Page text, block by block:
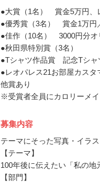
●大賞（1名） 賞金5万円、
●優秀賞（3名） 賞金1万円
●佳作（10名） 3000円分オ
●秋田県特別賞（3名）
●Tシャツ作品賞 記念Tシャ
●レオパレス21お部屋カスタ
他賞あり
※受賞者全員にカロリーメ
募集内容
テーマにそった写真・イラ
【テーマ】
100年後に伝えたい「私の地
【部門】